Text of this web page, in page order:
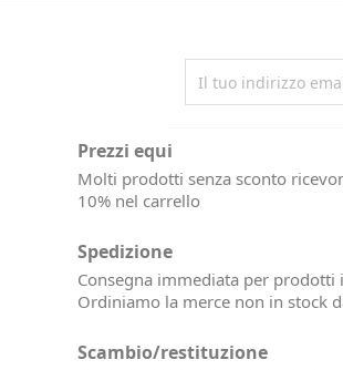
Prezzi equi
Molti prodotti senza sconto
10% nel carrello
Spedizione
Consegna immediata per prodotti
Ordiniamo la merce non in stock
Scambio/restituzione